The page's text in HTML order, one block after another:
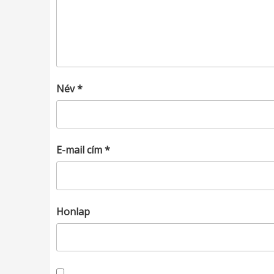
Név*
E-mail cím*
Honlap